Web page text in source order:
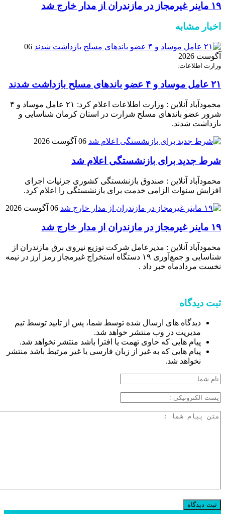
۱۹ ماینر غیرمجاز در مازندران از مدار خارج شد
اخبار مشابه
06
آگوست 2026
وزارت اطلاعات:
۲۱ عامل موساد و ۴ عضو باند‌های مسلح بازداشت شدند
محمودآباد آنلاین : وزارت اطلاعات اعلام کرد: ۲۱ عامل موساد و ۴
شرور عضو باند‌های مسلح شرارت در استان کرمان شناسایی و
بازداشت شدند.
06 آگوست 2026
شرط جدید برای بازنشستگی اعلام شد
محمودآباد آنلاین : صندوق بازنشستگی کشوری جزئیات اجرای
افزایش سنوات الزامی خدمت برای بازنشستگی را اعلام کرد.
06 آگوست 2026
۱۹ ماینر غیرمجاز در مازندران از مدار خارج شد
محمودآباد آنلاین : مدیرعامل شرکت توزیع نیروی برق مازندران از
شناسایی و جمع‌آوری ۱۹ دستگاه استخراج غیرمجاز رمز ارز در نیمه
نخست مردادماه خبر داد .
ثبت دیدگاه
دیدگاه های ارسال شده توسط شما، پس از تایید توسط تیم
مدیریت در وب منتشر خواهد شد.
پیام هایی که حاوی تهمت یا افترا باشد منتشر نخواهد شد.
پیام هایی که به غیر از زبان فارسی یا غیر مرتبط باشد منتشر
نخواهد شد.